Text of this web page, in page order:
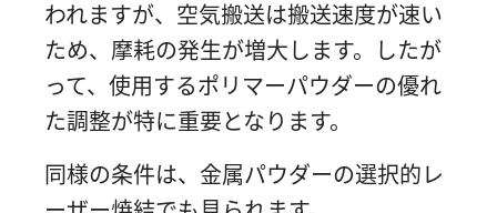
われますが、空気搬送は搬送速度が速い
ため、摩耗の発生が増大します。したが
って、使用するポリマーパウダーの優れ
た調整が特に重要となります。
同様の条件は、金属パウダーの選択的レ